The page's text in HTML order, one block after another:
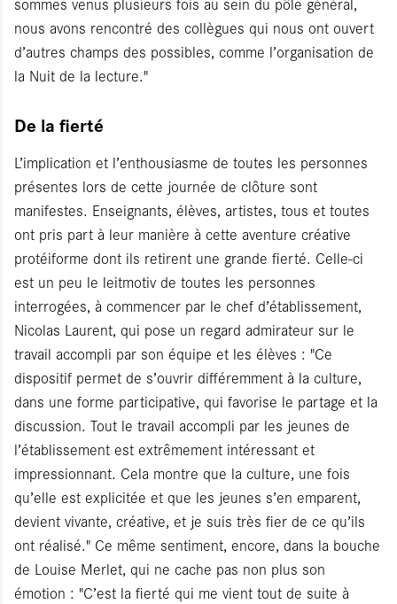
nous avons rencontré des collègues qui nous ont ouvert
d’autres champs des possibles, comme l’organisation de
la Nuit de la lecture."
De la fierté
L’implication et l’enthousiasme de toutes les personnes
présentes lors de cette journée de clôture sont
manifestes. Enseignants, élèves, artistes, tous et toutes
ont pris part à leur manière à cette aventure créative
protéiforme dont ils retirent une grande fierté. Celle-ci
est un peu le leitmotiv de toutes les personnes
interrogées, à commencer par le chef d’établissement,
Nicolas Laurent, qui pose un regard admirateur sur le
travail accompli par son équipe et les élèves : "Ce
dispositif permet de s’ouvrir différemment à la culture,
dans une forme participative, qui favorise le partage et la
discussion. Tout le travail accompli par les jeunes de
l’établissement est extrêmement intéressant et
impressionnant. Cela montre que la culture, une fois
qu’elle est explicitée et que les jeunes s’en emparent,
devient vivante, créative, et je suis très fier de ce qu’ils
ont réalisé." Ce même sentiment, encore, dans la bouche
de Louise Merlet, qui ne cache pas non plus son
émotion : "C’est la fierté qui me vient tout de suite à